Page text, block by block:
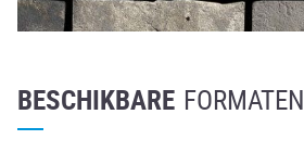
BESCHIKBARE FORMATEN